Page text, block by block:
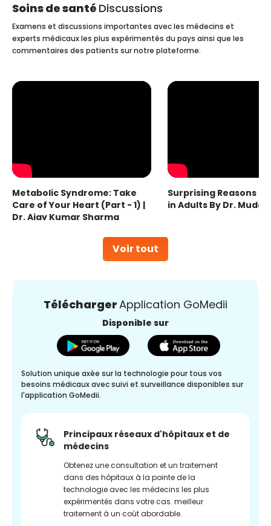
Soins de santé Discussions
Voir tout
Examens et discussions importantes avec les médecins et
experts médicaux les plus expérimentés du pays ainsi que les
commentaires des patients sur notre plateforme.
Metabolic Syndrome: Take
Care of Your Heart (Part - 1) |
Dr. Ajay Kumar Sharma
Surprising Reasons
in Adults By Dr.
TéléchargerApplication GoMedii
Disponible sur
Solution unique axée sur la technologie pour tous vos
besoins médicaux avec suivi et surveillance disponibles sur
l'application GoMedii.
Principaux réseaux d'hôpitaux et de
médecins
Obtenez une consultation et un traitement
dans des hôpitaux à la pointe de la
technologie avec les médecins les plus
expérimentés dans votre cas. meilleur
traitement à un coût abordable.